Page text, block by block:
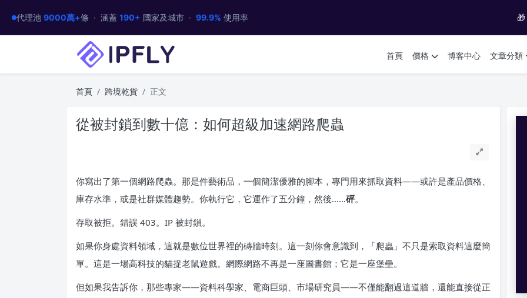
代理池 9000萬+條 · 涵蓋 190+ 國家及城市 · 99.9% 使用率 🎁
首頁 價格 博客中心 文章分類
首頁 跨境乾貨 正文
從被封鎖到數十億：如何超級加速網路爬蟲
你寫出了第一個網路爬蟲。那是件藝術品，一個簡潔優雅的腳本，專門用來抓取資料——或許是產品價格、
庫存水準，或是社群媒體趨勢。你執行它，它運作了五分鐘，然後……砰。
存取被拒。錯誤 403。IP 被封鎖。
如果你身處資料領域，這就是數位世界裡的磚牆時刻。這一刻你會意識到，「爬蟲」不只是索取資料這麼簡
單。這是一場高科技的貓捉老鼠遊戲。網際網路不再是一座圖書館；它是一座堡壘。
但如果我告訴你，那些專家——資料科學家、電商巨頭、市場研究員——不僅能翻過這道牆，還能直接從正